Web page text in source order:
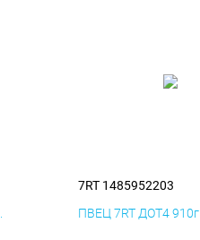
7RT 1485952203
ПВЕЦ 7RT ДОТ4 910г